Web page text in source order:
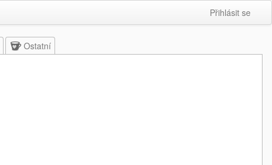
Přihlásit se
Ostatní